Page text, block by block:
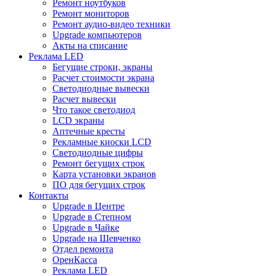
Ремонт ноутбуков
Ремонт мониторов
Ремонт аудио-видео техники
Upgrade компьютеров
Акты на списание
Реклама LED
Бегущие строки, экраны
Расчет стоимости экрана
Светодиодные вывески
Расчет вывески
Что такое светодиод
LCD экраны
Аптечные кресты
Рекламные киоски LCD
Светодиодные цифры
Ремонт бегущих строк
Карта установки экранов
ПО для бегущих строк
Контакты
Upgrade в Центре
Upgrade в Степном
Upgrade в Чайке
Upgrade на Шевченко
Отдел ремонта
ОренКасса
Реклама LED